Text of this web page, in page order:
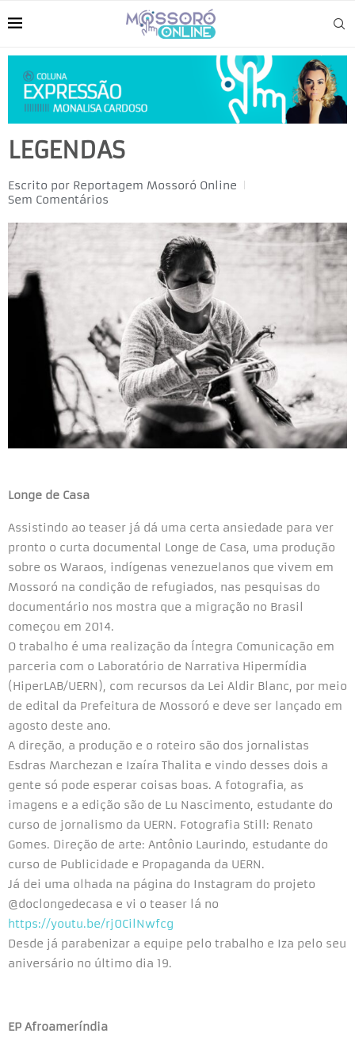
LEGENDAS
Escrito por Reportagem Mossoró Online
Sem Comentários
Longe de Casa
Assistindo ao teaser já dá uma certa ansiedade para ver
pronto o curta documental Longe de Casa, uma produção
sobre os Waraos, indígenas venezuelanos que vivem em
Mossoró na condição de refugiados, nas pesquisas do
documentário nos mostra que a migração no Brasil
começou em 2014.
O trabalho é uma realização da Íntegra Comunicação em
parceria com o Laboratório de Narrativa Hipermídia
(HiperLAB/UERN), com recursos da Lei Aldir Blanc, por meio
de edital da Prefeitura de Mossoró e deve ser lançado em
agosto deste ano.
A direção, a produção e o roteiro são dos jornalistas
Esdras Marchezan e Izaíra Thalita e vindo desses dois a
gente só pode esperar coisas boas. A fotografia, as
imagens e a edição são de Lu Nascimento, estudante do
curso de jornalismo da UERN. Fotografia Still: Renato
Gomes. Direção de arte: Antônio Laurindo, estudante do
curso de Publicidade e Propaganda da UERN.
Já dei uma olhada na página do Instagram do projeto
@doclongedecasa e vi o teaser lá no
https://youtu.be/rj0CilNwfcg
Desde já parabenizar a equipe pelo trabalho e Iza pelo seu
aniversário no último dia 19.
EP Afroameríndia